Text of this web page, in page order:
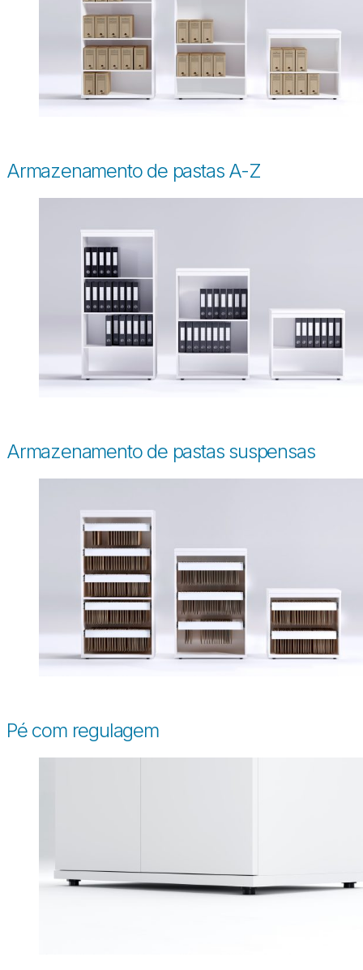
Armazenamento de pastas A-Z
Armazenamento de pastas suspensas
Pé com regulagem